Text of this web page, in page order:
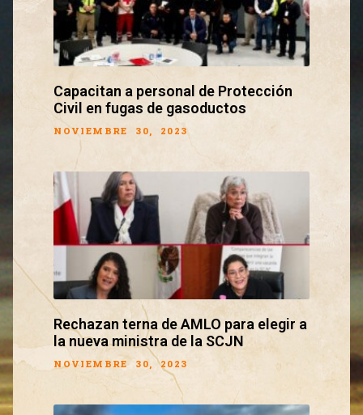
Capacitan a personal de Protección
Civil en fugas de gasoductos
NOVIEMBRE 30, 2023
Rechazan terna de AMLO para elegir a
la nueva ministra de la SCJN
NOVIEMBRE 30, 2023